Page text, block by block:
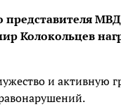
Колокольцев
и